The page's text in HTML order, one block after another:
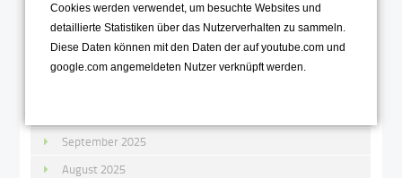
2025
September 2025
August 2025
Cookies werden verwendet, um besuchte Websites und
detaillierte Statistiken über das Nutzerverhalten zu sammeln.
Diese Daten können mit den Daten der auf youtube.com und
google.com angemeldeten Nutzer verknüpft werden.